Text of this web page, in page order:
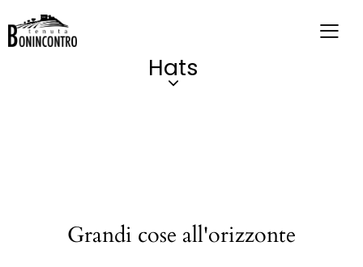
Hats
Grandi cose all'orizzonte